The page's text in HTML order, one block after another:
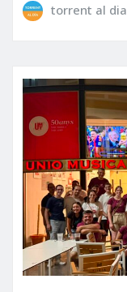
torrent al dia